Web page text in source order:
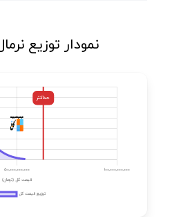
نمودار توزیع